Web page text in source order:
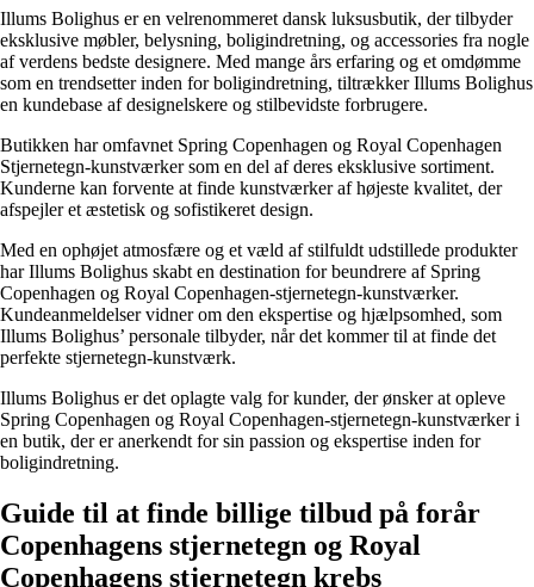
Illums Bolighus er en velrenommeret dansk luksusbutik, der tilbyder
eksklusive møbler, belysning, boligindretning, og accessories fra nogle
af verdens bedste designere. Med mange års erfaring og et omdømme
som en trendsetter inden for boligindretning, tiltrækker Illums Bolighus
en kundebase af designelskere og stilbevidste forbrugere.
Butikken har omfavnet Spring Copenhagen og Royal Copenhagen
Stjernetegn-kunstværker som en del af deres eksklusive sortiment.
Kunderne kan forvente at finde kunstværker af højeste kvalitet, der
afspejler et æstetisk og sofistikeret design.
Med en ophøjet atmosfære og et væld af stilfuldt udstillede produkter
har Illums Bolighus skabt en destination for beundrere af Spring
Copenhagen og Royal Copenhagen-stjernetegn-kunstværker.
Kundeanmeldelser vidner om den ekspertise og hjælpsomhed, som
Illums Bolighus’ personale tilbyder, når det kommer til at finde det
perfekte stjernetegn-kunstværk.
Illums Bolighus er det oplagte valg for kunder, der ønsker at opleve
Spring Copenhagen og Royal Copenhagen-stjernetegn-kunstværker i
en butik, der er anerkendt for sin passion og ekspertise inden for
boligindretning.
Guide til at finde billige tilbud på forår
Copenhagens stjernetegn og Royal
Copenhagens stjernetegn krebs